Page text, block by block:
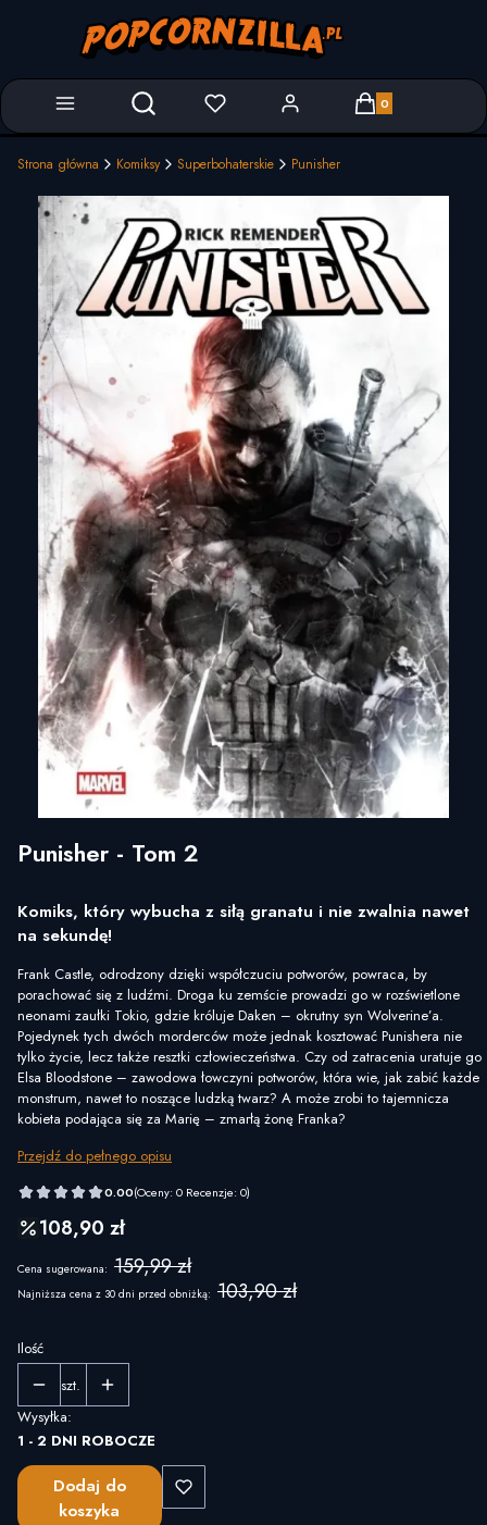
Otwórz wyszukiwarkę Produkty w
Strona główna Komiksy Superbohaterskie Punisher
Punisher - Tom 2
Komiks, który wybucha z siłą granatu i nie zwalnia nawet
na sekundę!
Frank Castle, odrodzony dzięki współczuciu potworów, powraca, by
porachować się z ludźmi. Droga ku zemście prowadzi go w rozświetlone
neonami zaułki Tokio, gdzie króluje Daken – okrutny syn Wolverine’a.
Pojedynek tych dwóch morderców może jednak kosztować Punishera nie
tylko życie, lecz także resztki człowieczeństwa. Czy od zatracenia uratuje go
Elsa Bloodstone – zawodowa łowczyni potworów, która wie, jak zabić każde
monstrum, nawet to noszące ludzką twarz? A może zrobi to tajemnicza
kobieta podająca się za Marię – zmarłą żonę Franka?
Przejdź do pełnego opisu
0.00(Oceny: 0 Recenzje: 0)
108,90 zł
Cena sugerowana: 159,99 zł
Najniższa cena z 30 dni przed obniżką: 103,90 zł
Ilość
szt.
Wysyłka:
1 - 2 DNI ROBOCZE
Dodaj do
koszyka